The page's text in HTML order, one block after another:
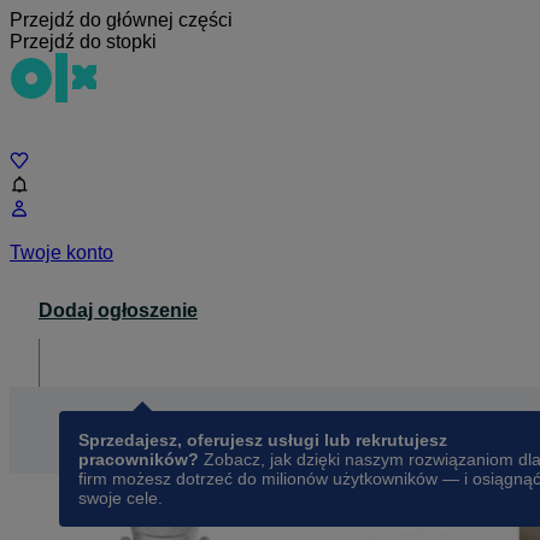
Przejdź do głównej części
Przejdź do stopki
Twoje konto
Dodaj ogłoszenie
Sprzedajesz, oferujesz usługi lub rekrutujesz
pracowników? Zobacz, jak dzięki naszym rozwiązaniom dla
firm możesz dotrzeć do milionów użytkowników — i osiągnąć
swoje cele.